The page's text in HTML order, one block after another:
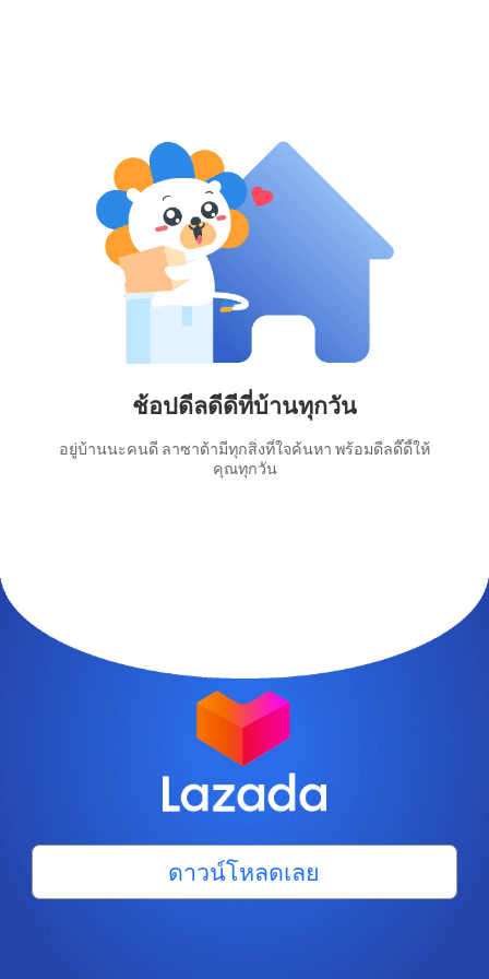
ช้อปดีลดีดีที่บ้านทุกวัน
อยู่บ้านนะคนดี ลาซาด้ามีทุกสิ่งที่ใจค้นหา พร้อมดีลดี๊ดี้ให้
คุณทุกวัน
ดาวน์โหลดเลย